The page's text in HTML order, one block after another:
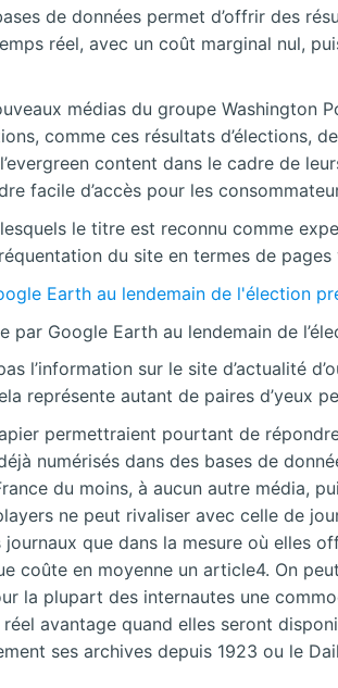
de données permet d’offrir des
réel, avec un coût marginal nul,
médias du groupe Washington
comme ces résultats d’élections,
content dans le cadre de
facile d’accès pour les
le titre est reconnu comme
du site en termes de
par Google Earth au lendemain de
l’information sur le site d’actualité
représente autant de paires d’yeux
permettraient pourtant de
numérisés dans des bases de
du moins, à aucun autre média,
ne peut rivaliser avec celle de
que dans la mesure où elles
coûte en moyenne un article4. On
la plupart des internautes une
avantage quand elles seront
ses archives depuis 1923 ou le